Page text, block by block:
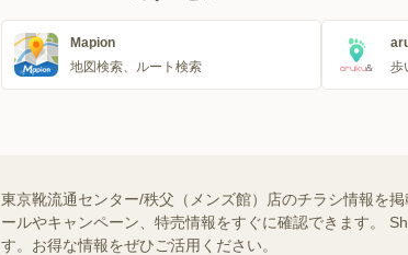
Mapion
地図検索、ルート検索
歩
東京靴流通センター/秩父（メンズ館）店のチラシ情報を
ールやキャンペーン、特売情報をすぐに確認できます。
す。お得な情報をぜひご活用ください。